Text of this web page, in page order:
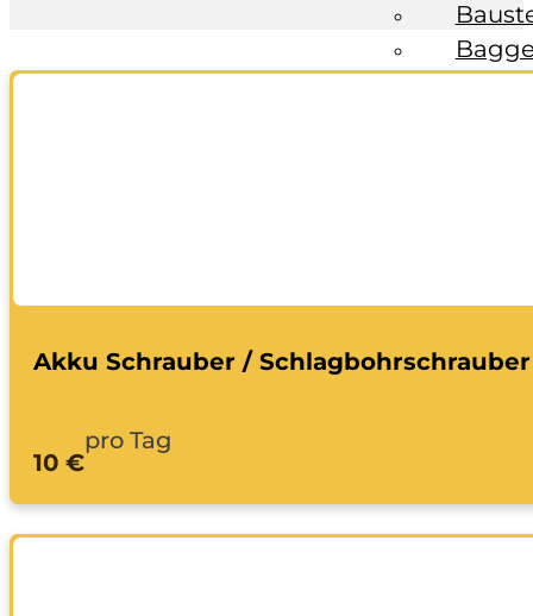
Akku Schrauber / Schlagbohrschrauber
10 €
pro Tag